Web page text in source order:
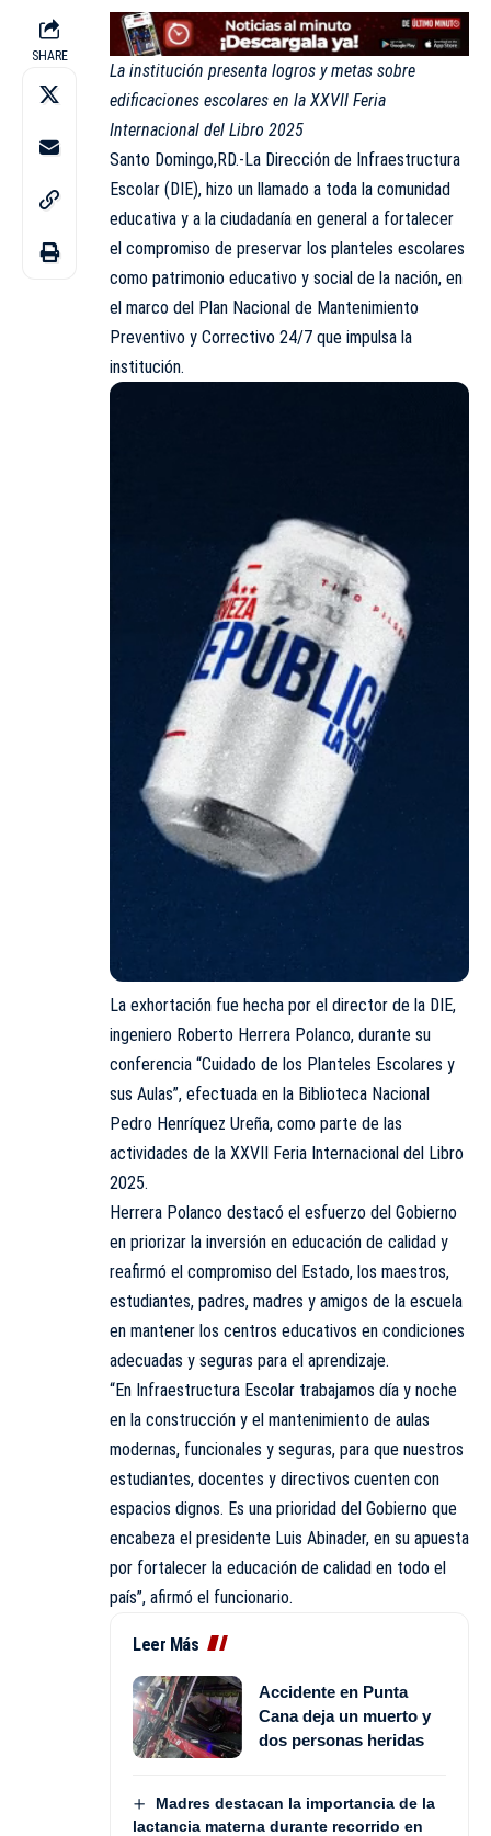
SHARE
La institución presenta logros y metas sobre
edificaciones escolares en la XXVII Feria
Internacional del Libro 2025
Santo Domingo,RD.-La Dirección de Infraestructura
Escolar (DIE), hizo un llamado a toda la comunidad
educativa y a la ciudadanía en general a fortalecer
el compromiso de preservar los planteles escolares
como patrimonio educativo y social de la nación, en
el marco del Plan Nacional de Mantenimiento
Preventivo y Correctivo 24/7 que impulsa la
institución.
La exhortación fue hecha por el director de la DIE,
ingeniero Roberto Herrera Polanco, durante su
conferencia “Cuidado de los Planteles Escolares y
sus Aulas”, efectuada en la Biblioteca Nacional
Pedro Henríquez Ureña, como parte de las
actividades de la XXVII Feria Internacional del Libro
2025.
Herrera Polanco destacó el esfuerzo del Gobierno
en priorizar la inversión en educación de calidad y
reafirmó el compromiso del Estado, los maestros,
estudiantes, padres, madres y amigos de la escuela
en mantener los centros educativos en condiciones
adecuadas y seguras para el aprendizaje.
“En Infraestructura Escolar trabajamos día y noche
en la construcción y el mantenimiento de aulas
modernas, funcionales y seguras, para que nuestros
estudiantes, docentes y directivos cuenten con
espacios dignos. Es una prioridad del Gobierno que
encabeza el presidente Luis Abinader, en su apuesta
por fortalecer la educación de calidad en todo el
país”, afirmó el funcionario.
Leer Más
Accidente en Punta
Cana deja un muerto y
dos personas heridas
Madres destacan la importancia de la
lactancia materna durante recorrido en